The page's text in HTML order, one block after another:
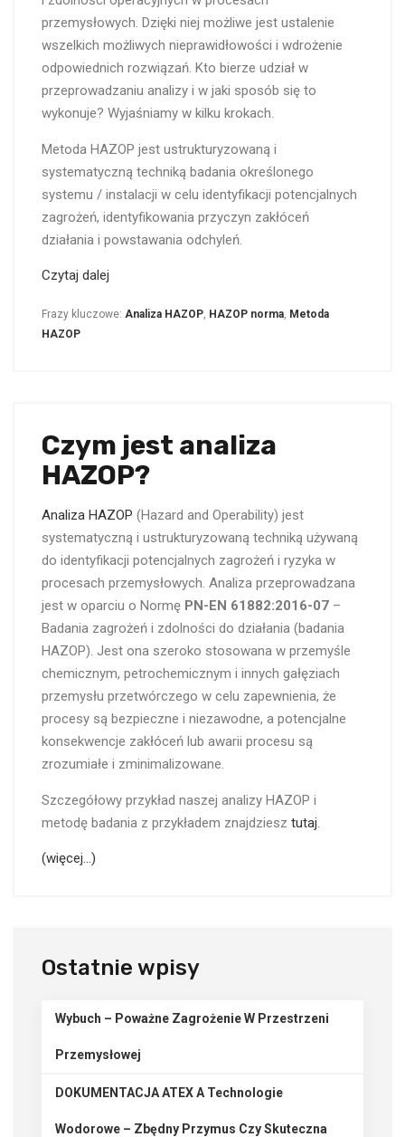
przemysłowych. Dzięki niej możliwe jest ustalenie
wszelkich możliwych nieprawidłowości i wdrożenie
odpowiednich rozwiązań. Kto bierze udział w
przeprowadzaniu analizy i w jaki sposób się to
wykonuje? Wyjaśniamy w kilku krokach.
Metoda HAZOP jest ustrukturyzowaną i
systematyczną techniką badania określonego
systemu / instalacji w celu identyfikacji potencjalnych
zagrożeń, identyfikowania przyczyn zakłóceń
działania i powstawania odchyleń.
Czytaj dalej
przykład,
Frazy kluczowe: Analiza HAZOP HAZOP norma Metoda
HAZOP
Czym jest analiza
HAZOP?
Analiza HAZOP (Hazard and Operability) jest
systematyczną i ustrukturyzowaną techniką używaną
do identyfikacji potencjalnych zagrożeń i ryzyka w
procesach przemysłowych. Analiza przeprowadzana
jest w oparciu o Normę PN-EN 61882:2016-07 –
Badania zagrożeń i zdolności do działania (badania
HAZOP). Jest ona szeroko stosowana w przemyśle
chemicznym, petrochemicznym i innych gałęziach
przemysłu przetwórczego w celu zapewnienia, że
procesy są bezpieczne i niezawodne, a potencjalne
konsekwencje zakłóceń lub awarii procesu są
zrozumiałe i zminimalizowane.
Szczegółowy przykład naszej analizy HAZOP i
metodę badania z przykładem znajdziesz tutaj
(więcej…)
Ostatnie wpisy
Wybuch – Poważne Zagrożenie W Przestrzeni
Przemysłowej
DOKUMENTACJA ATEX A Technologie
Wodorowe – Zbędny Przymus Czy Skuteczna